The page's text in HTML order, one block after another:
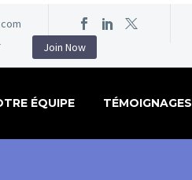
Join Now
ÉQUIPE TÉMOIGNAGES